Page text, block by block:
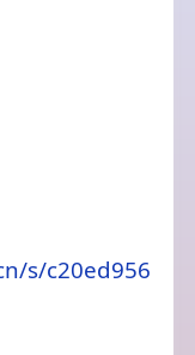
s/c20ed956